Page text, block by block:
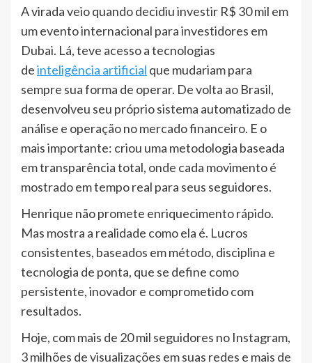
A virada veio quando decidiu investir R$ 30 mil em
um evento internacional para investidores em
Dubai. Lá, teve acesso a tecnologias
deinteligência artificial que mudariam para
sempre sua forma de operar. De volta ao Brasil,
desenvolveu seu próprio sistema automatizado de
análise e operação no mercado financeiro. E o
mais importante: criou uma metodologia baseada
em transparência total, onde cada movimento é
mostrado em tempo real para seus seguidores.
Henrique não promete enriquecimento rápido.
Mas mostra a realidade como ela é. Lucros
consistentes, baseados em método, disciplina e
tecnologia de ponta, que se define como
persistente, inovador e comprometido com
resultados.
Hoje, com mais de 20 mil seguidores no Instagram,
3 milhões de visualizações em suas redes e mais de